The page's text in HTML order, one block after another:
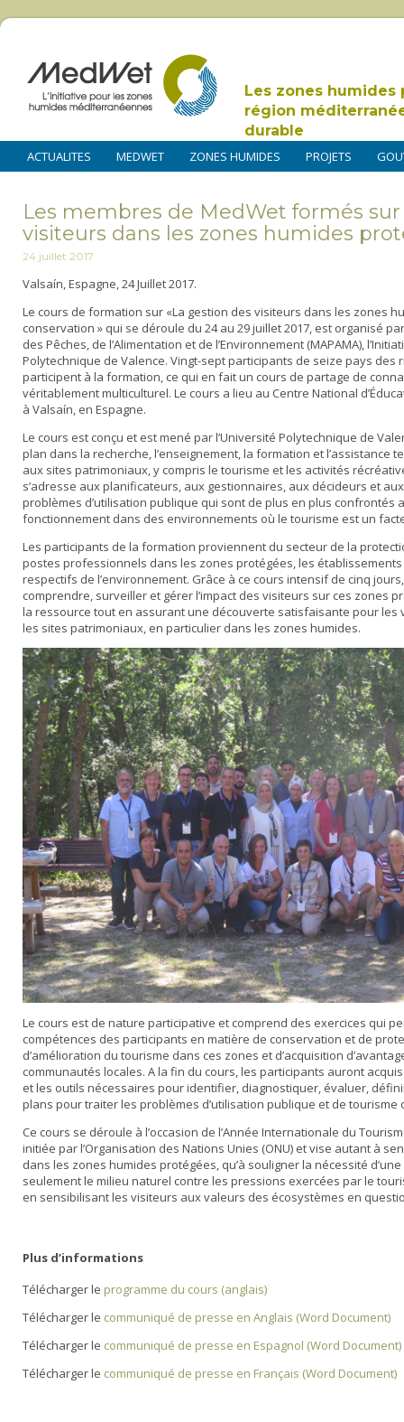
Les zones humides
région
durable
ACTUALITES MEDWET ZONES HUMIDES PROJETS
Les membres de MedWet formés
visiteurs dans les zones humides
24 juillet 2017
Valsaín, Espagne, 24 Juillet 2017.
Le cours de formation sur «La gestion des visiteurs dans les zones
conservation » qui se déroule du 24 au 29 juillet 2017, est organisé
des Pêches, de l’Alimentation et de l’Environnement (MAPAMA),
Polytechnique de Valence. Vingt-sept participants de seize pays des
participent à la formation, ce qui en fait un cours de partage de
véritablement multiculturel. Le cours a lieu au Centre National
à Valsaín, en Espagne.
Le cours est conçu et est mené par l’Université Polytechnique de
plan dans la recherche, l’enseignement, la formation et l’assistance
aux sites patrimoniaux, y compris le tourisme et les activités
s’adresse aux planificateurs, aux gestionnaires, aux décideurs et
problèmes d’utilisation publique qui sont de plus en plus confrontés
fonctionnement dans des environnements où le tourisme est un
Les participants de la formation proviennent du secteur de la
postes professionnels dans les zones protégées, les
respectifs de l’environnement. Grâce à ce cours intensif de cinq
comprendre, surveiller et gérer l’impact des visiteurs sur ces zones
la ressource tout en assurant une découverte satisfaisante pour
les sites patrimoniaux, en particulier dans les zones humides.
Le cours est de nature participative et comprend des exercices qui
compétences des participants en matière de conservation et de
d’amélioration du tourisme dans ces zones et d’acquisition
communautés locales. A la fin du cours, les participants auront
et les outils nécessaires pour identifier, diagnostiquer, évaluer,
plans pour traiter les problèmes d’utilisation publique et de tourisme
Ce cours se déroule à l’occasion de l’Année Internationale du
initiée par l’Organisation des Nations Unies (ONU) et vise autant à
dans les zones humides protégées, qu’à souligner la nécessité
seulement le milieu naturel contre les pressions exercées par le
en sensibilisant les visiteurs aux valeurs des écosystèmes en
Plus d’informations
Télécharger le programme du cours (anglais)
Télécharger le communiqué de presse en Anglais (Word Document)
Télécharger le communiqué de presse en Espagnol (Word Document)
Télécharger le communiqué de presse en Français (Word Document)